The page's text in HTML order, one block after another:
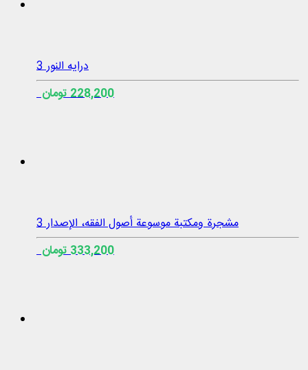
درایه النور 3
228,200 تومان
مشجرة ومكتبة موسوعة أصول الفقه، الإصدار 3
333,200 تومان